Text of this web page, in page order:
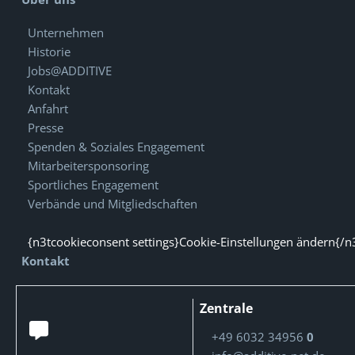
Unternehmen
Historie
Jobs@ADDITIVE
Kontakt
Anfahrt
Presse
Spenden & Soziales Engagement
Mitarbeitersponsoring
Sportliches Engagement
Verbände und Mitgliedschaften
{n3tcookieconsent settings}Cookie-Einstellungen ändern{/
Kontakt
Zentrale
+49 6032 349560